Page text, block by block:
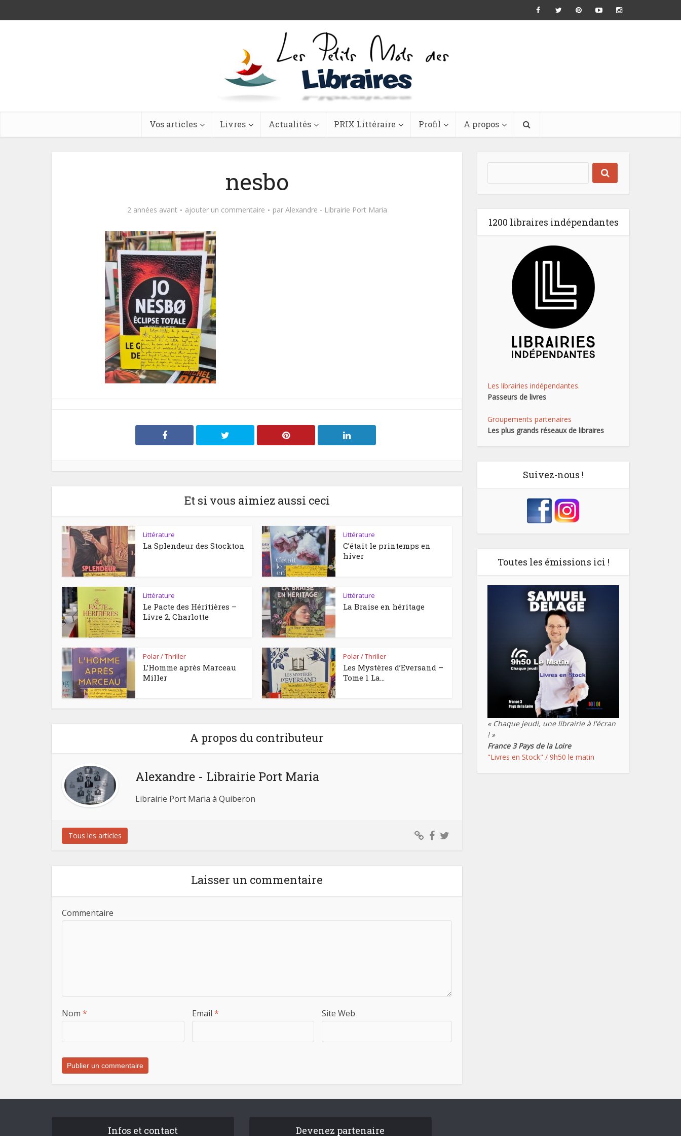
Vos articles Livres Actualités PRIX Littéraire Profil A propos
nesbo
2 années avant ajouter un commentaire par Alexandre - Librairie Port Maria
Et si vous aimiez aussi ceci
Littérature
La Splendeur des Stockton
Littérature
C’était le printemps en
hiver
Littérature
Le Pacte des Héritières –
Livre 2, Charlotte
Littérature
La Braise en héritage
Polar / Thriller
L’Homme après Marceau
Miller
Polar / Thriller
Les Mystères d’Eversand –
Tome 1 La...
A propos du contributeur
Alexandre - Librairie Port Maria
Librairie Port Maria à Quiberon
Tous les articles
Laisser un commentaire
Commentaire
Nom * Email * Site Web
1200 libraires indépendantes
Les librairies indépendantes.
Passeurs de livres
Groupements partenaires
Les plus grands réseaux de libraires
Suivez-nous !
Toutes les émissions ici !
« Chaque jeudi, une librairie à l'écran
! »
France 3 Pays de la Loire
"Livres en Stock" / 9h50 le matin
Infos et contact Devenez partenaire